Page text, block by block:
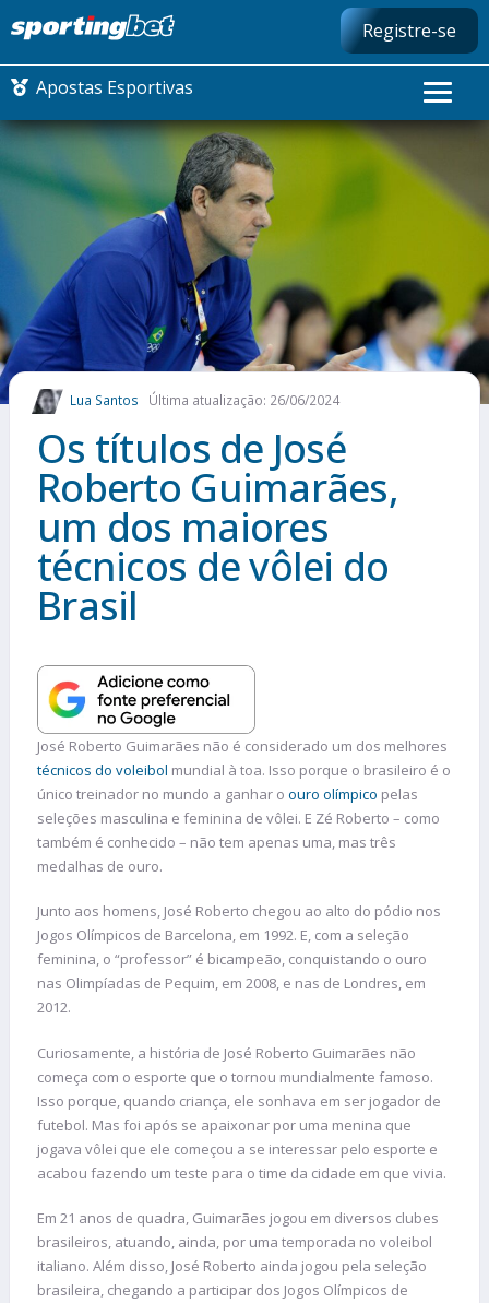
Registre-se
Apostas Esportivas
CONMEBOL LIBERTADORES
FUTEBOL NACIONAL
FUTEBOL INTERNACIONAL
COMO APOSTAR
MAIS ESPORTES
Lua Santos Última atualização: 26/06/2024
Os títulos de José
Roberto Guimarães,
um dos maiores
técnicos de vôlei do
Brasil
José Roberto Guimarães não é considerado um dos melhores
técnicos do voleibol mundial à toa. Isso porque o brasileiro é o
único treinador no mundo a ganhar o ouro olímpico pelas
seleções masculina e feminina de vôlei. E Zé Roberto – como
também é conhecido – não tem apenas uma, mas três
medalhas de ouro.
Junto aos homens, José Roberto chegou ao alto do pódio nos
Jogos Olímpicos de Barcelona, em 1992. E, com a seleção
feminina, o “professor” é bicampeão, conquistando o ouro
nas Olimpíadas de Pequim, em 2008, e nas de Londres, em
2012.
Curiosamente, a história de José Roberto Guimarães não
começa com o esporte que o tornou mundialmente famoso.
Isso porque, quando criança, ele sonhava em ser jogador de
futebol. Mas foi após se apaixonar por uma menina que
jogava vôlei que ele começou a se interessar pelo esporte e
acabou fazendo um teste para o time da cidade em que vivia.
Em 21 anos de quadra, Guimarães jogou em diversos clubes
brasileiros, atuando, ainda, por uma temporada no voleibol
italiano. Além disso, José Roberto ainda jogou pela seleção
brasileira, chegando a participar dos Jogos Olímpicos de